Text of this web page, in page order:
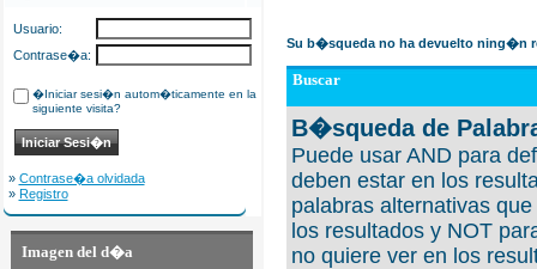
Usuario:
Contrase�a:
�Iniciar sesi�n autom�ticamente en la
siguiente visita?
» Contrase�a olvidada
» Registro
Imagen del d�a
Su b�squeda no ha devuelto ning�n
Buscar
B�squeda de
Puede usar AND para
deben estar en los
palabras alternativas
los resultados y NOT
no quiere ver en los